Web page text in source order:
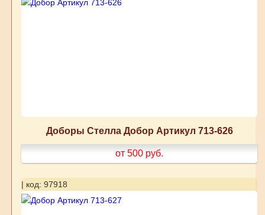
Доборы Стелла Добор Артикул 713-626
от 500 руб.
| код: 97918